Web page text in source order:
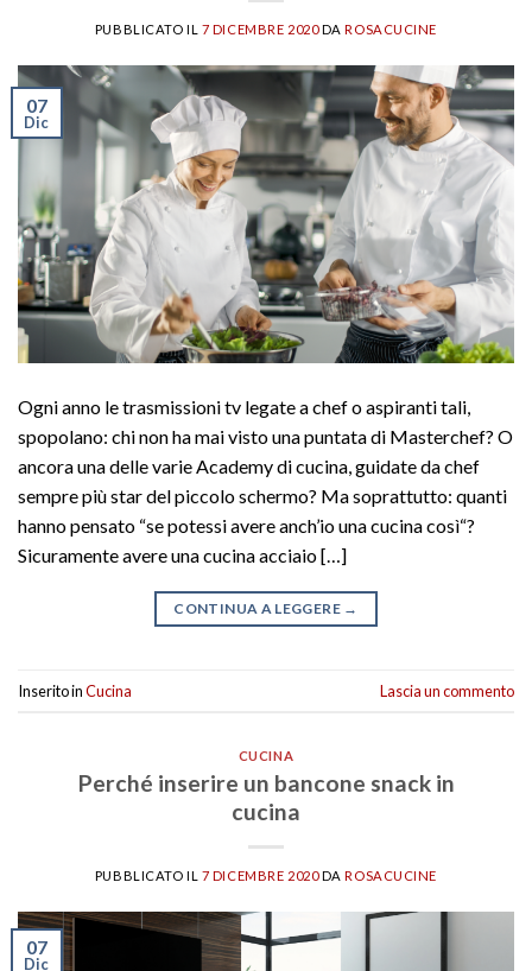
PUBBLICATO IL 7 DICEMBRE 2020DAROSACUCINE
07
Dic
Ogni anno le trasmissioni tv legate a chef o aspiranti tali,
spopolano: chi non ha mai visto una puntata di Masterchef? O
ancora una delle varie Academy di cucina, guidate da chef
sempre più star del piccolo schermo? Ma soprattutto: quanti
hanno pensato “se potessi avere anch’io una cucina così“?
Sicuramente avere una cucina acciaio […]
CONTINUA A LEGGERE →
Inserito inCucina Lascia un commento
CUCINA
Perché inserire un bancone snack in
cucina
PUBBLICATO IL 7 DICEMBRE 2020DAROSACUCINE
07
Dic